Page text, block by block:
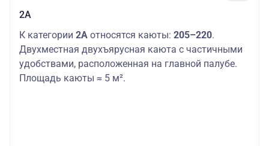
2А
К категории 2А относятся каюты: 205–220.
Двухместная двухъярусная каюта с частичными
удобствами, расположенная на главной палубе.
Площадь каюты ≈ 5 м².